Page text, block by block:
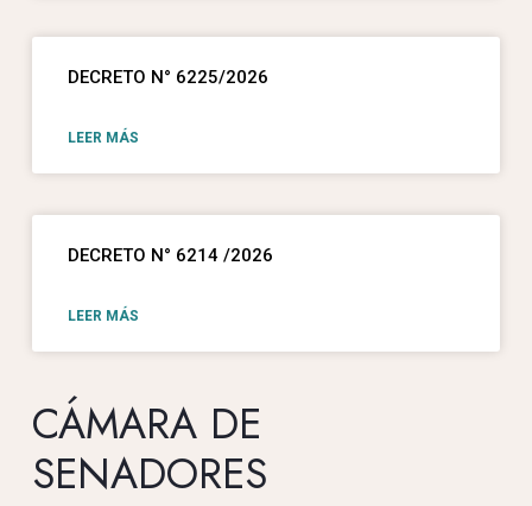
DECRETO N° 6225/2026
LEER MÁS
DECRETO N° 6214 /2026
LEER MÁS
CÁMARA DE
SENADORES